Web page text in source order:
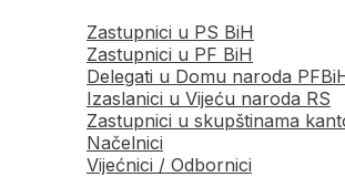
Zastupnici u PS BiH
Zastupnici u PF BiH
Delegati u Domu naroda
Izaslanici u Vijeću naroda RS
Zastupnici u skupštinama
Načelnici
Vijećnici / Odbornici